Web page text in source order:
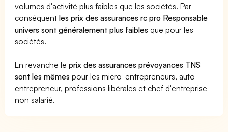
volumes d'activité plus faibles que les sociétés. Par
conséquentles prix des assurances rc pro Responsable
univers sont généralement plus faibles que pour les
sociétés.
En revanche leprix des assurances prévoyances TNS
sont les mêmes pour les micro-entrepreneurs, auto-
entrepreneur, professions libérales et chef d'entreprise
non salarié.